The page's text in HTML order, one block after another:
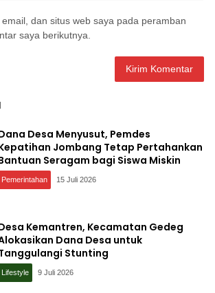
dan situs web saya pada peramban
saya berikutnya.
Desa Menyusut, Pemdes
Jombang Tetap Pertahankan
Seragam bagi Siswa Miskin
Pemerintahan 15 Juli 2026
Kemantren, Kecamatan Gedeg
Dana Desa untuk
Stunting
Lifestyle 9 Juli 2026